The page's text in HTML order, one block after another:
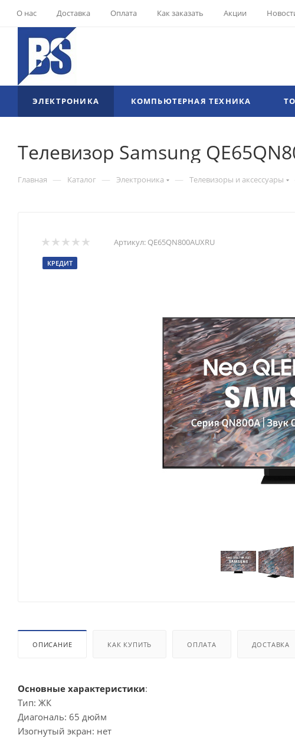
О нас Доставка Оплата Как заказать Акции
ЭЛЕКТРОНИКА КОМПЬЮТЕРНАЯ ТЕХНИКА
Телевизор Samsung
Главная — Каталог — Электроника — Телевизоры и аксессуары
Артикул: QE65QN800AUXRU
КРЕДИТ
ОПИСАНИЕ КАК КУПИТЬ ОПЛАТА ДОСТАВКА
Основные характеристики:
Тип: ЖК
Диагональ: 65 дюйм
Изогнутый экран: нет